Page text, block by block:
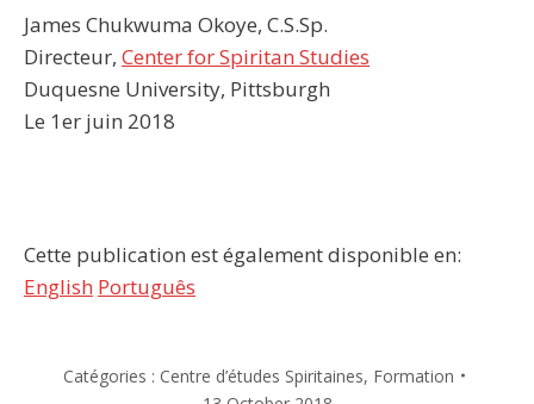
James Chukwuma Okoye, C.S.Sp.
Directeur, Center for Spiritan Studies
Duquesne University, Pittsburgh
Le 1er juin 2018
Cette publication est également disponible en:
English Português
Catégories : Centre d’études Spiritaines, Formation